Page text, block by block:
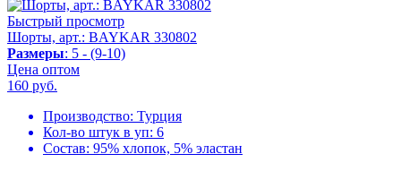
Быстрый просмотр
Шорты, арт.: BAYKAR 330802
Размеры: 5 - (9-10)
Цена оптом
160 руб.
Производство: Турция
Кол-во штук в уп: 6
Состав: 95% хлопок, 5% эластан